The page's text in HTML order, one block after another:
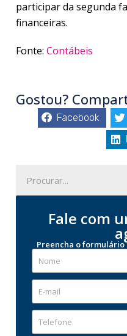
participar da segunda
financeiras.
Fonte: Contábeis
Gostou?
Facebook
Fale com
Preencha o